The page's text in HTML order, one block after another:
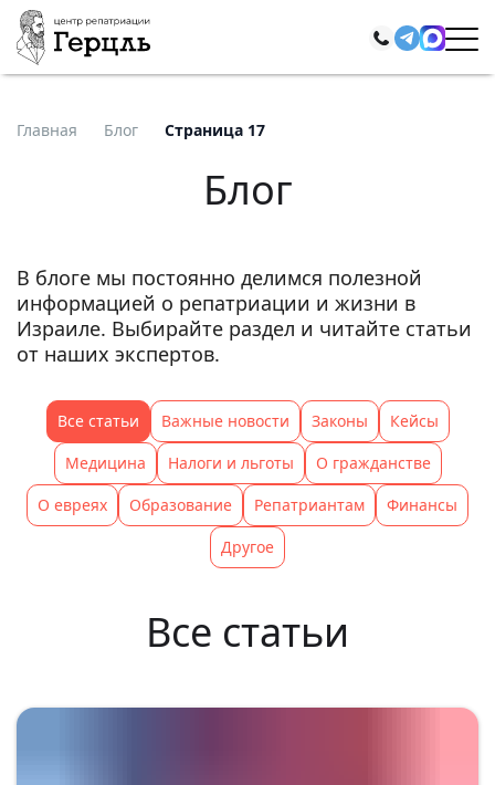
Главная Блог Страница 17
Блог
В блоге мы постоянно делимся полезной
информацией о репатриации и жизни в
Израиле. Выбирайте раздел и читайте статьи
от наших экспертов.
Все статьи Важные новости Законы
Кейсы
Медицина
Налоги и льготы
О гражданстве
О евреях
Образование Репатриантам
Финансы
Другое
Все статьи